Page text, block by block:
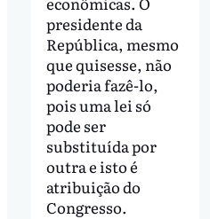
presidente da
República, mesmo
que quisesse, não
poderia fazê-lo,
pois uma lei só
pode ser
substituída por
outra e isto é
atribuição do
Congresso.